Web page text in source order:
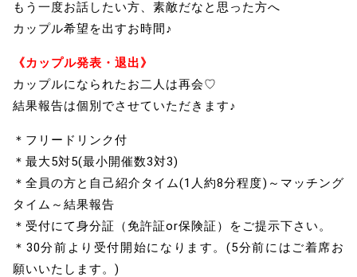
もう一度お話したい方、素敵だなと思った方へ
カップル希望を出すお時間♪
《カップル発表・退出》
カップルになられたお二人は再会♡
結果報告は個別でさせていただきます♪
＊フリードリンク付
＊最大5対5(最小開催数3対3)
＊全員の方と自己紹介タイム(1人約8分程度)～マッチング
タイム～結果報告
＊受付にて身分証（免許証or保険証）をご提示下さい。
＊30分前より受付開始になります。(5分前にはご着席お
願いいたします。)